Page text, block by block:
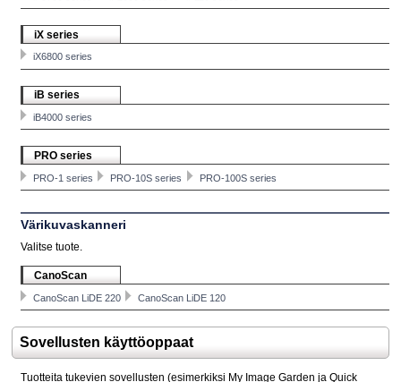
iX series
iX6800 series
iB series
iB4000 series
PRO series
PRO-1 series PRO-10S series PRO-100S series
Värikuvaskanneri
Valitse tuote.
CanoScan
CanoScan LiDE 220 CanoScan LiDE 120
Sovellusten käyttöoppaat
Tuotteita tukevien sovellusten (esimerkiksi My Image Garden jaQuick